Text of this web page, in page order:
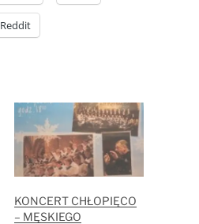
Reddit
KONCERT CHŁOPIĘCO
– MĘSKIEGO